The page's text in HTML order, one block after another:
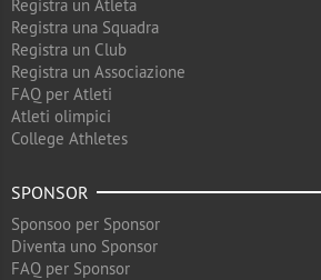
Registra un Atleta
Registra una Squadra
Registra un Club
Registra un Associazione
FAQ per Atleti
Atleti olimpici
College Athletes
SPONSOR
Sponsoo per Sponsor
Diventa uno Sponsor
FAQ per Sponsor